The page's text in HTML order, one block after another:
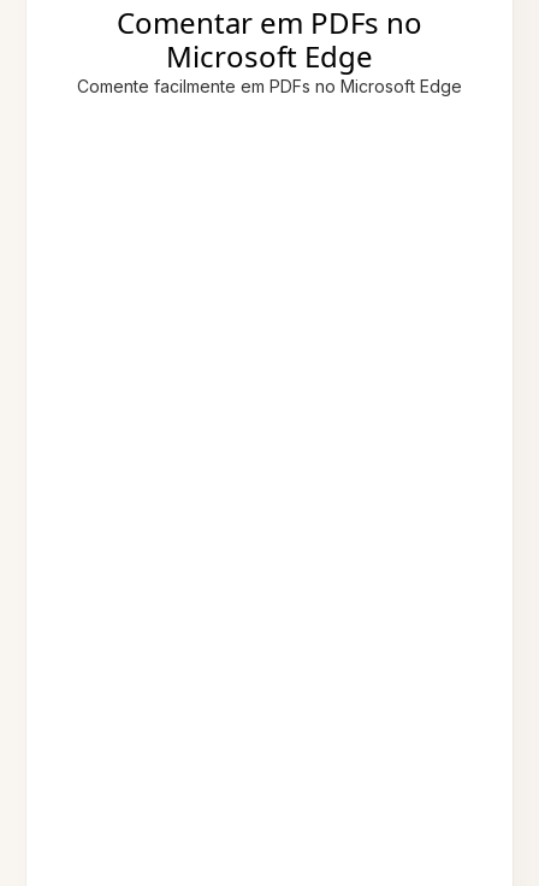
Comentar em PDFs no
Microsoft Edge
Comente facilmente em PDFs no Microsoft Edge